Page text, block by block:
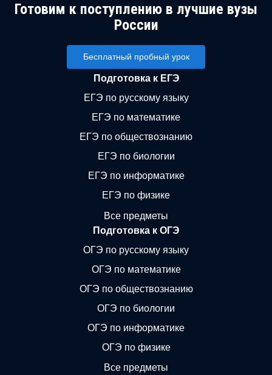
Готовим к поступлению в лучшие вузы
России
Бесплатный пробный урок
Подготовка к ЕГЭ
ЕГЭ по русскому языку
ЕГЭ по математике
ЕГЭ по обществознанию
ЕГЭ по биологии
ЕГЭ по информатике
ЕГЭ по физике
Все предметы
Подготовка к ОГЭ
ОГЭ по русскому языку
ОГЭ по математике
ОГЭ по обществознанию
ОГЭ по биологии
ОГЭ по информатике
ОГЭ по физике
Все предметы